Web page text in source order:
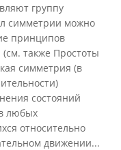
группу
симметрии можно
принципов
также Простоты
симметрия (в
состояний
любых
относительно
движении...